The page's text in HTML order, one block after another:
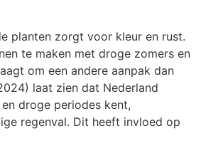
planten zorgt voor kleur en rust.
te maken met droge zomers en
om een andere aanpak dan
laat zien dat Nederland
droge periodes kent,
regenval. Dit heeft invloed op